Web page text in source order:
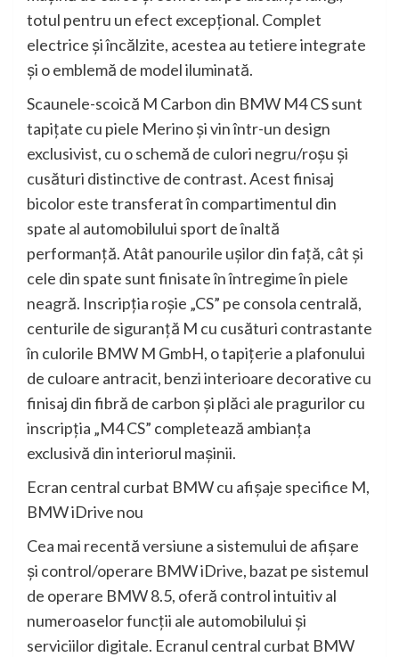
totul pentru un efect excepţional. Complet
electrice şi încălzite, acestea au tetiere integrate
şi o emblemă de model iluminată.
Scaunele-scoică M Carbon din BMW M4 CS sunt
tapiţate cu piele Merino şi vin într-un design
exclusivist, cu o schemă de culori negru/roşu şi
cusături distinctive de contrast. Acest finisaj
bicolor este transferat în compartimentul din
spate al automobilului sport de înaltă
performanţă. Atât panourile uşilor din faţă, cât şi
cele din spate sunt finisate în întregime în piele
neagră. Inscripţia roşie „CS” pe consola centrală,
centurile de siguranţă M cu cusături contrastante
în culorile BMW M GmbH, o tapiţerie a plafonului
de culoare antracit, benzi interioare decorative cu
finisaj din fibră de carbon şi plăci ale pragurilor cu
inscripţia „M4 CS” completează ambianţa
exclusivă din interiorul maşinii.
Ecran central curbat BMW cu afişaje specifice M,
BMW iDrive nou
Cea mai recentă versiune a sistemului de afişare
şi control/operare BMW iDrive, bazat pe sistemul
de operare BMW 8.5, oferă control intuitiv al
numeroaselor funcţii ale automobilului şi
serviciilor digitale. Ecranul central curbat BMW